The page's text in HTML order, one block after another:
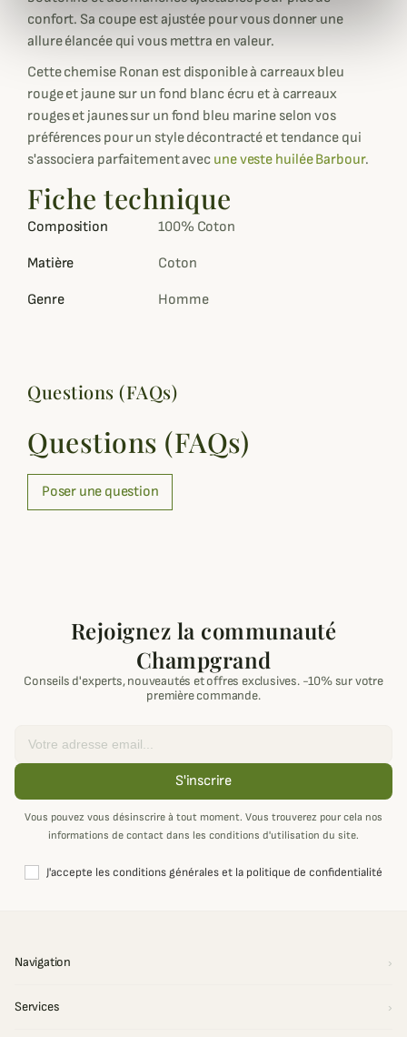
confort. Sa coupe est ajustée pour vous donner une
allure élancée qui vous mettra en valeur.
Cette chemise Ronan est disponible à carreaux bleu
rouge et jaune sur un fond blanc écru et à carreaux
rouges et jaunes sur un fond bleu marine selon vos
préférences pour un style décontracté et tendance qui
s'associera parfaitement avec une veste huilée Barbour.
Fiche technique
Composition 100% Coton
Matière Coton
Genre Homme
Questions (FAQs)
Questions (FAQs)
Poser une question
Rejoignez la communauté
Champgrand
Conseils d'experts, nouveautés et offres exclusives. -10% sur votre
première commande.
S'inscrire
Vous pouvez vous désinscrire à tout moment. Vous trouverez pour cela nos
informations de contact dans les conditions d'utilisation du site.
J'accepte les conditions générales et la politique de confidentialité
Navigation
Services